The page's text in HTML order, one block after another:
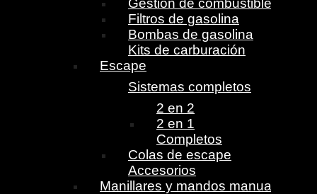
Gestión de combustible
Filtros de gasolina
Bombas de gasolina
Kits de carburación
Escape
Sistemas completos
2 en 2
2 en 1
Completos
Colas de escape
Accesorios
Manillares y mandos manuales